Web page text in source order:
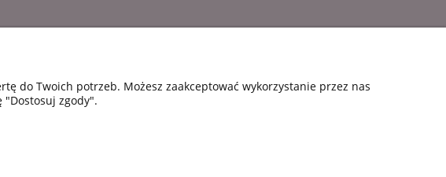
do Twoich potrzeb. Możesz zaakceptować wykorzystanie przez nas
zgody".